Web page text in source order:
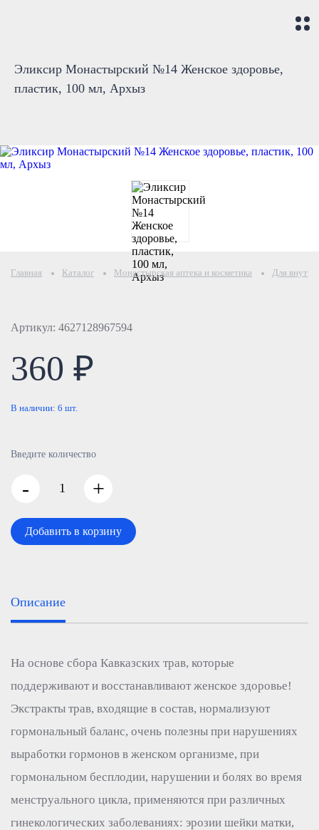
Эликсир Монастырский №14 Женское здоровье,
пластик, 100 мл, Архыз
Главная Каталог Монастырская аптека и косметика Для
Артикул: 4627128967594
360 ₽
В наличии: 6 шт.
Введите количество
- +
Добавить в корзину
Описание
На основе сбора Кавказских трав, которые
поддерживают и восстанавливают женское здоровье!
Экстракты трав, входящие в состав, нормализуют
гормональный баланс, очень полезны при нарушениях
выработки гормонов в женском организме, при
гормональном бесплодии, нарушении и болях во время
менструального цикла, применяются при различных
гинекологических заболеваниях: эрозии шейки матки,